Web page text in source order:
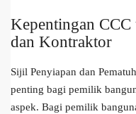
Kepentingan
dan Kontraktor
Sijil Penyiapan dan
penting bagi pemilik
aspek. Bagi pemilik